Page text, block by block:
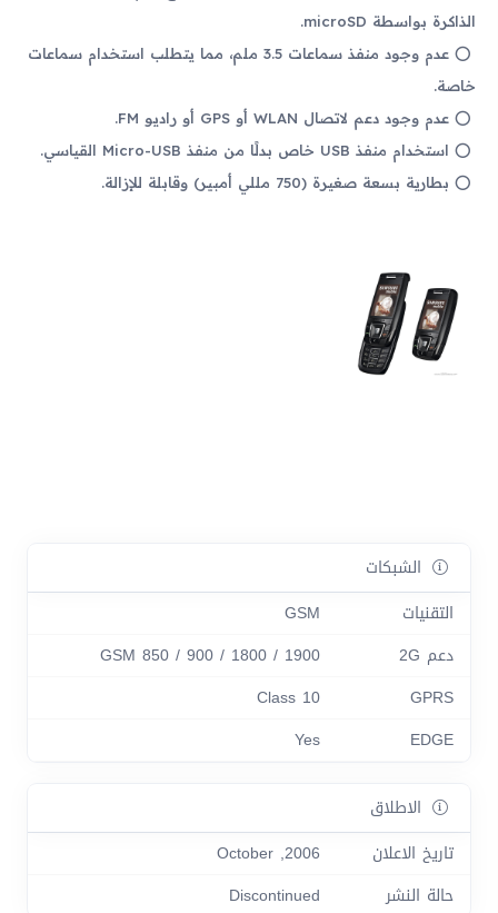
الذاكرة بواسطة microSD.
عدم وجود منفذ سماعات 3.5 ملم، مما يتطلب استخدام سماعات
خاصة.
عدم وجود دعم لاتصال WLAN أو GPS أو راديو FM.
استخدام منفذ USB خاص بدلًا من منفذ Micro-USB القياسي.
بطارية بسعة صغيرة (750 مللي أمبير) وقابلة للإزالة.
الشبكات
التقنيات
GSM
دعم 2G
GSM 850 / 900 / 1800 / 1900
GPRS
Class 10
EDGE
Yes
الاطلاق
تاريخ الاعلان
2006, October
حالة النشر
Discontinued